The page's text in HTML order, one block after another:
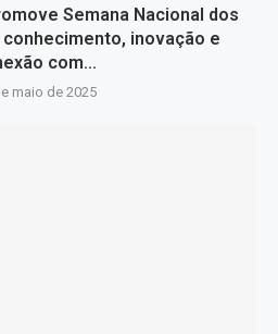
Semana Nacional dos
inovação e
com...
maio de 2025